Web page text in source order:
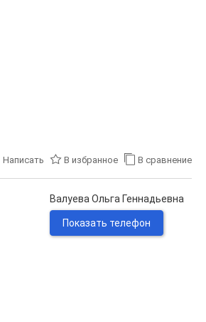
Написать В избранное В сравнение
Валуева Ольга Геннадьевна
Показать телефон